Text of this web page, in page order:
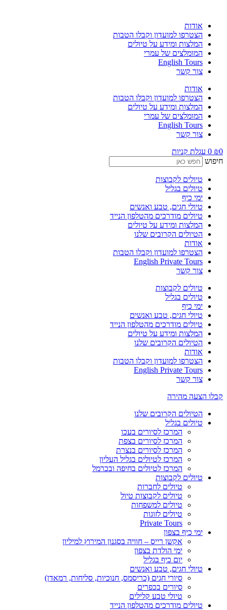
אודות
הצטרפו למועדון וקבלו הטבות
המלצות ומידע על טיולים
המומלצים של עמרי
English Tours
צור קשר
אודות
הצטרפו למועדון וקבלו הטבות
המלצות ומידע על טיולים
המומלצים של עמרי
English Tours
צור קשר
₪
0 עגלת קניות
חיפוש
טיולים לקבוצות
טיולים בגליל
ימי כיף
טיולי חגים, טבע ואנשים
טיולים מודרכים מהטלפון הנייד
המלצות ומידע על טיולים
הטיולים הקרובים שלנו
אודות
הצטרפו למועדון וקבלו הטבות
English Private Tours
צור קשר
טיולים לקבוצות
טיולים בגליל
ימי כיף
טיולי חגים, טבע ואנשים
טיולים מודרכים מהטלפון הנייד
המלצות ומידע על טיולים
הטיולים הקרובים שלנו
אודות
הצטרפו למועדון וקבלו הטבות
English Private Tours
צור קשר
קבלו הצעה מהירה
הטיולים הקרובים שלנו
טיולים בגליל
המרכז לסיורים בעכו
המרכז לסיורים בצפת
המרכז לסיורים בנצרת
המרכז לטיולים בגליל העליון
המרכז לטיולים בחיפה ובכרמל
טיולים לקבוצות
טיולים לחברות
טיולים לקבוצות טיול
טיולים למשפחות
טיולים לזוגות
Private Tours
ימי כיף בצפון
אקשן רייס – חוויה בסגנון המירוץ למיליון
ימי הולדת בצפון
יום כיף בגליל
טיולי חגים, טבע ואנשים
סיורי חגים (כריסמס, חנוכיות, סליחות, רמאדן)
סיורים בכפרים
טיולי טבע קלילים
טיולים מודרכים מהטלפון הנייד